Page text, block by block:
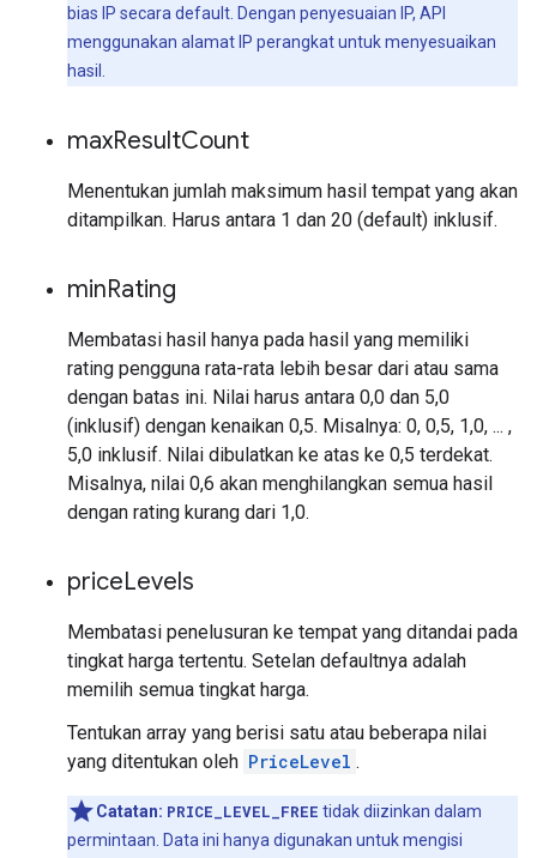
bias IP secara default. Dengan penyesuaian IP, API
menggunakan alamat IP perangkat untuk menyesuaikan
hasil.
maxResultCount
Menentukan jumlah maksimum hasil tempat yang akan
ditampilkan. Harus antara 1 dan 20 (default) inklusif.
minRating
Membatasi hasil hanya pada hasil yang memiliki
rating pengguna rata-rata lebih besar dari atau sama
dengan batas ini. Nilai harus antara 0,0 dan 5,0
(inklusif) dengan kenaikan 0,5. Misalnya: 0, 0,5, 1,0, ... ,
5,0 inklusif. Nilai dibulatkan ke atas ke 0,5 terdekat.
Misalnya, nilai 0,6 akan menghilangkan semua hasil
dengan rating kurang dari 1,0.
priceLevels
Membatasi penelusuran ke tempat yang ditandai pada
tingkat harga tertentu. Setelan defaultnya adalah
memilih semua tingkat harga.
Tentukan array yang berisi satu atau beberapa nilai
yang ditentukan oleh PriceLevel .
Catatan: PRICE_LEVEL_FREE tidak diizinkan dalam
permintaan. Data ini hanya digunakan untuk mengisi